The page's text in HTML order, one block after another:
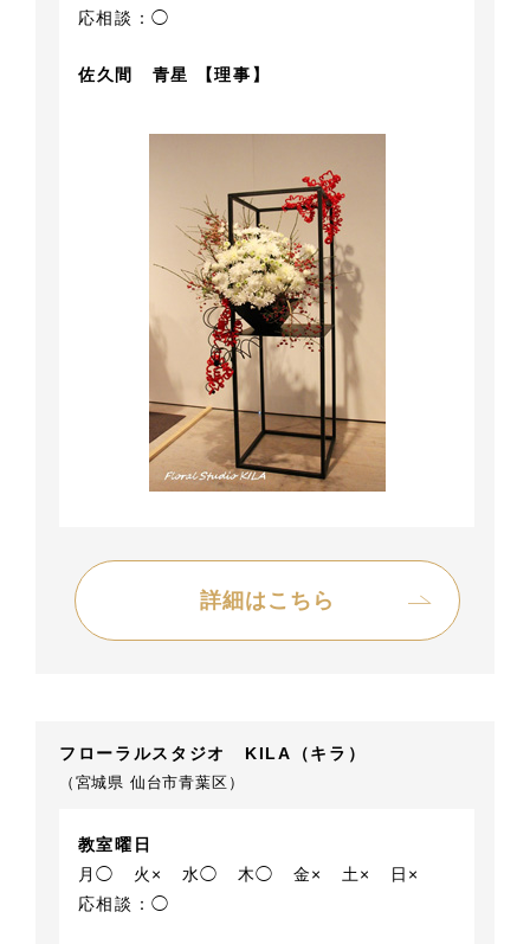
応相談：◯
佐久間 青星 【理事】
詳細はこちら
フローラルスタジオ KILA（キラ）
（宮城県 仙台市青葉区）
教室曜日
月◯
火× 水◯ 木◯ 金× 土×
日×
応相談：◯